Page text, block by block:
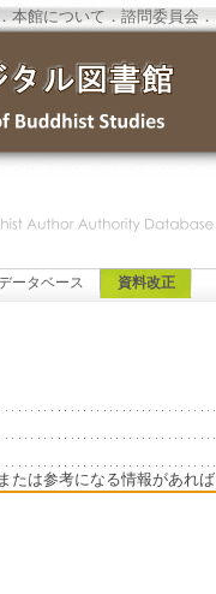
本館について ．諮問委員会 ．
ータベース 資料改正
たは参考になる情報があれ